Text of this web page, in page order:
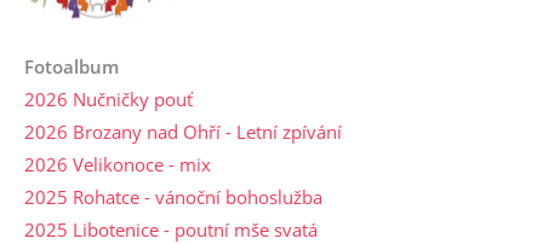
Fotoalbum
2026 Nučničky pouť
2026 Brozany nad Ohří - Letní zpívání
2026 Velikonoce - mix
2025 Rohatce - vánoční bohoslužba
2025 Libotenice - poutní mše svatá